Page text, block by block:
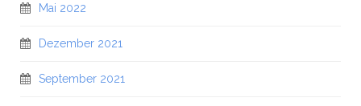
Mai 2022
Dezember 2021
September 2021